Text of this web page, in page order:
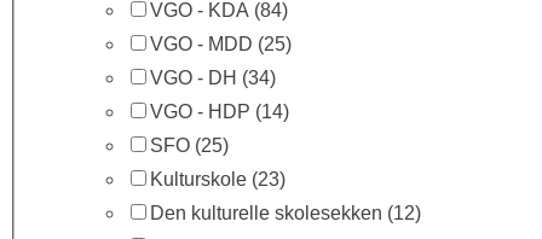
VGO - KDA (84)
VGO - MDD (25)
VGO - DH (34)
VGO - HDP (14)
SFO (25)
Kulturskole (23)
Den kulturelle skolesekken (12)